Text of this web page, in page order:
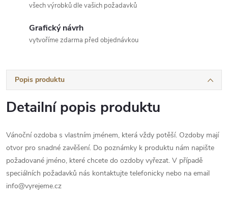
všech výrobků dle vašich požadavků
Grafický návrh
vytvoříme zdarma před objednávkou
Popis produktu
Detailní popis produktu
Vánoční ozdoba s vlastním jménem, která vždy potěší. Ozdoby mají
otvor pro snadné zavěšení. Do poznámky k produktu nám napište
požadované jméno, které chcete do ozdoby vyřezat. V případě
speciálních požadavků nás kontaktujte telefonicky nebo na email
info@vyrejeme.cz